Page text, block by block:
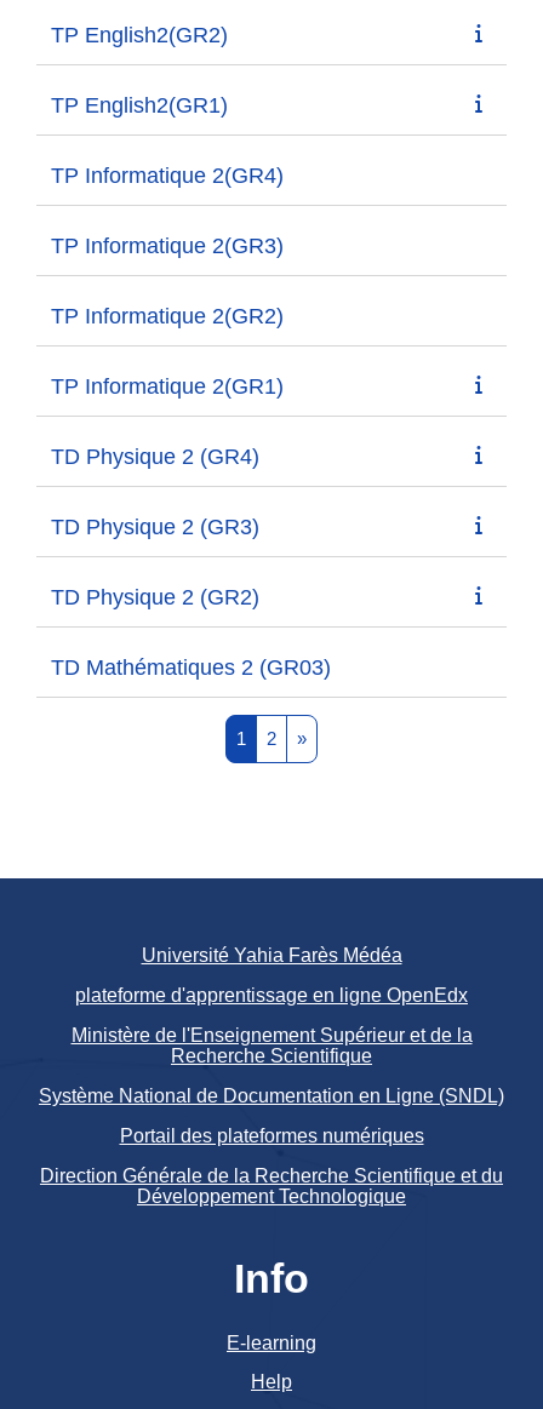
TP English2(GR2)
TP English2(GR1)
TP Informatique 2(GR4)
TP Informatique 2(GR3)
TP Informatique 2(GR2)
TP Informatique 2(GR1)
TD Physique 2 (GR4)
TD Physique 2 (GR3)
TD Physique 2 (GR2)
TD Mathématiques 2 (GR03)
1 Page 1
2Page 2
»Next page
Université Yahia Farès Médéa
plateforme d'apprentissage en ligne OpenEdx
Ministère de l'Enseignement Supérieur et de la
Recherche Scientifique
Système National de Documentation en Ligne (SNDL)
Portail des plateformes numériques
Direction Générale de la Recherche Scientifique et du
Développement Technologique
Info
E-learning
Help